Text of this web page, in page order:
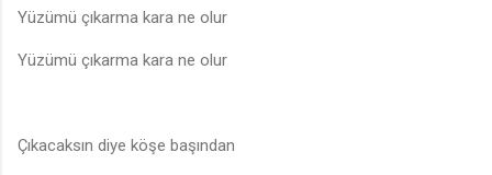
Yüzümü çıkarma kara ne olur
Yüzümü çıkarma kara ne olur
Çıkacaksın diye köşe başından